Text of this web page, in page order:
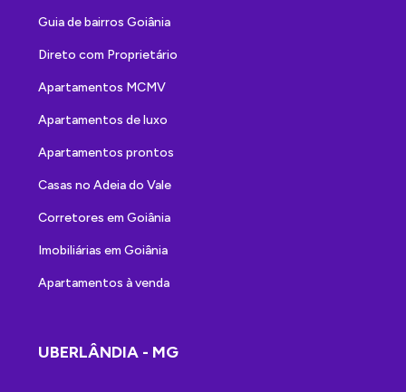
Guia de bairros Goiânia
Direto com Proprietário
Apartamentos MCMV
Apartamentos de luxo
Apartamentos prontos
Casas no Adeia do Vale
Corretores em Goiânia
Imobiliárias em Goiânia
Apartamentos à venda
UBERLÂNDIA - MG